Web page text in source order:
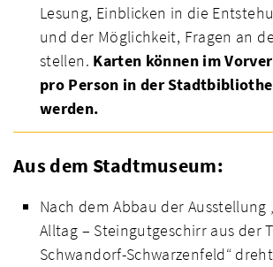
Lesung, Einblicken in die
und der Möglichkeit, Fragen an
stellen. Karten können im
pro Person in der
werden.
Aus dem Stadtmuseum:
Nach dem Abbau der Ausstellung
Alltag – Steingutgeschirr aus der
Schwandorf-Schwarzenfeld“